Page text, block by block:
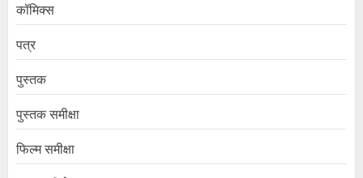
कॉमिक्स
पत्र
पुस्तक
पुस्तक समीक्षा
फिल्म समीक्षा